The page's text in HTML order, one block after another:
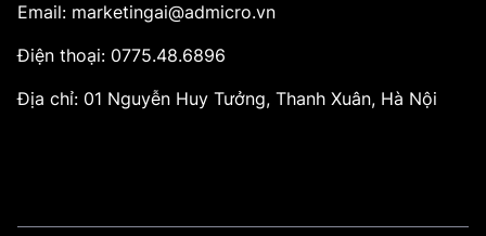
Email: marketingai@admicro.vn
Điện thoại: 0775.48.6896
Địa chỉ: 01 Nguyễn Huy Tưởng, Thanh Xuân, Hà Nội